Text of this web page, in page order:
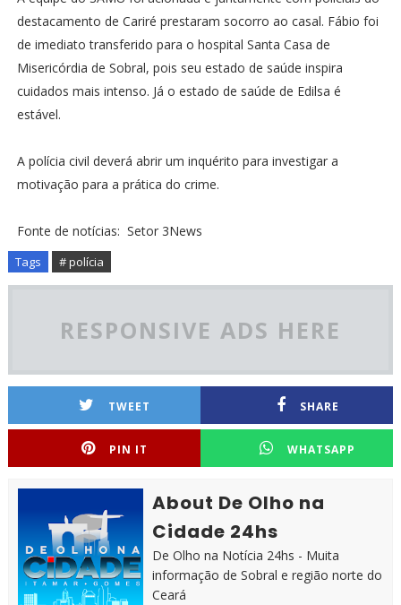
destacamento de Cariré prestaram socorro ao casal. Fábio foi
de imediato transferido para o hospital Santa Casa de
Misericórdia de Sobral, pois seu estado de saúde inspira
cuidados mais intenso. Já o estado de saúde de Edilsa é
estável.
A polícia civil deverá abrir um inquérito para investigar a
motivação para a prática do crime.
Fonte de notícias: Setor 3News
Tags # polícia
RESPONSIVE ADS HERE
TWEET SHARE
PIN IT WHATSAPP
About De Olho na
Cidade 24hs
De Olho na Notícia 24hs - Muita
informação de Sobral e região norte do
Ceará